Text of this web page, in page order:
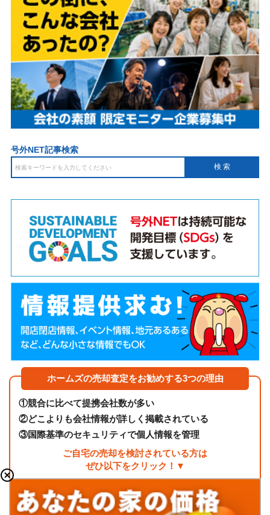
号外NET記事検索
ホームズの売却査定をお勧めする3つの理由
①競合に比べて提携会社数が多い
②どこよりも会社情報が詳しく掲載されている
③国際基準のセキュリティで個人情報を管理
ご自宅の売却を検討されている方は
ぜひ以下をクリック！▼